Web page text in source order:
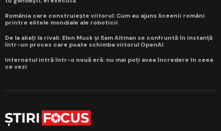
România care construiește viitorul: Cum au ajuns liceenii români
printre elitele mondiale ale roboticii
De la aliați la rivali: Elon Musk și Sam Altman se confruntă în instanță
într-un proces care poate schimba viitorul OpenAI
Internetul intră într-o nouă eră: nu mai poți avea încredere în ceea
ce vezi